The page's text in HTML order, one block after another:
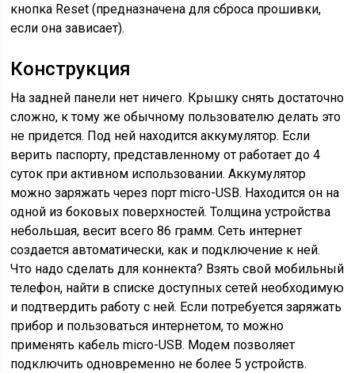
кнопка Reset (предназначена для сброса прошивки,
если она зависает).
Конструкция
На задней панели нет ничего. Крышку снять достаточно
сложно, к тому же обычному пользователю делать это
не придется. Под ней находится аккумулятор. Если
верить паспорту, представленному от работает до 4
суток при активном использовании. Аккумулятор
можно заряжать через порт micro-USB. Находится он на
одной из боковых поверхностей. Толщина устройства
небольшая, весит всего 86 грамм. Сеть интернет
создается автоматически, как и подключение к ней.
Что надо сделать для коннекта? Взять свой мобильный
телефон, найти в списке доступных сетей необходимую
и подтвердить работу с ней. Если потребуется заряжать
прибор и пользоваться интернетом, то можно
применять кабель micro-USB. Модем позволяет
подключить одновременно не более 5 устройств.